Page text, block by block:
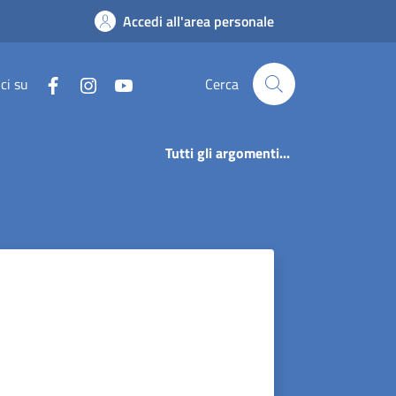
Accedi all'area personale
su Cerca
Tutti gli argomenti...